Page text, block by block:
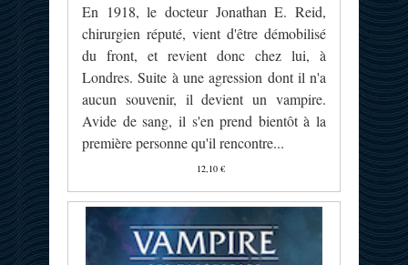
En 1918, le docteur Jonathan E. Reid,
chirurgien réputé, vient d'être démobilisé
du front, et revient donc chez lui, à
Londres. Suite à une agression dont il n'a
aucun souvenir, il devient un vampire.
Avide de sang, il s'en prend bientôt à la
première personne qu'il rencontre...
12,10 €